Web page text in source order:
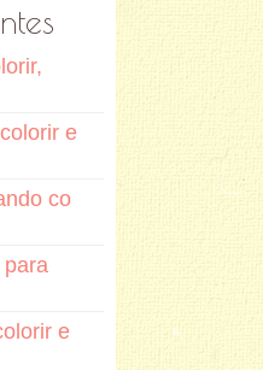
e
co
para
e